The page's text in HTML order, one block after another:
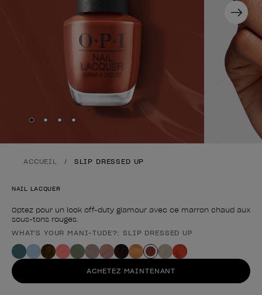
Next
Skip to slide
Skip to slide
Skip to slide
Skip to slide
ACCUEIL SLIP DRESSED UP
NAIL LACQUER
Optez pour un look off-duty glamour avec ce marron chaud aux
sous-tons rouges.
Forme du produit
WHAT'S YOUR MANI-TUDE?: SLIP DRESSED UP
ACHETEZ MAINTENANT